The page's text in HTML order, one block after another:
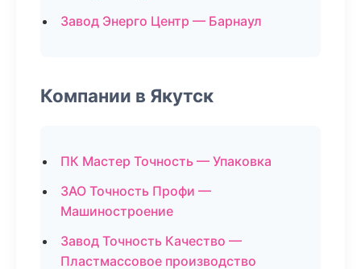
Завод Энерго Центр — Барнаул
Компании в Якутск
ПК Мастер Точность — Упаковка
ЗАО Точность Профи —
Машиностроение
Завод Точность Качество —
Пластмассовое производство